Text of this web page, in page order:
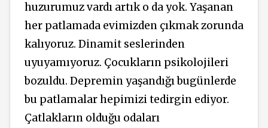
huzurumuz vardı artık o da yok. Yaşanan
her patlamada evimizden çıkmak zorunda
kalıyoruz. Dinamit seslerinden
uyuyamıyoruz. Çocukların psikolojileri
bozuldu. Depremin yaşandığı bugünlerde
bu patlamalar hepimizi tedirgin ediyor.
Çatlakların olduğu odaları